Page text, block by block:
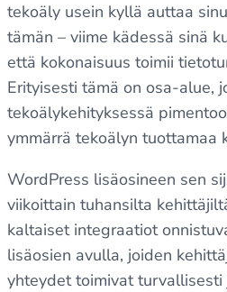
tekoäly usein kyllä auttaa
tämän – viime kädessä sinä
että kokonaisuus toimii
Erityisesti tämä on osa-alue,
tekoälykehityksessä
ymmärrä tekoälyn tuottamaa
WordPress lisäosineen sen
viikoittain tuhansilta
kaltaiset integraatiot
lisäosien avulla, joiden
yhteydet toimivat